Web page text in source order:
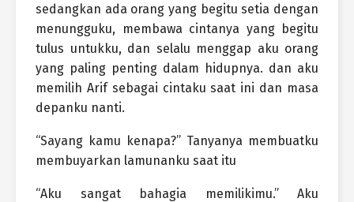
sedangkan ada orang yang begitu setia dengan
menungguku, membawa cintanya yang begitu
tulus untukku, dan selalu menggap aku orang
yang paling penting dalam hidupnya. dan aku
memilih Arif sebagai cintaku saat ini dan masa
depanku nanti.
“Sayang kamu kenapa?” Tanyanya membuatku
membuyarkan lamunanku saat itu
“Aku sangat bahagia memilikimu.” Aku